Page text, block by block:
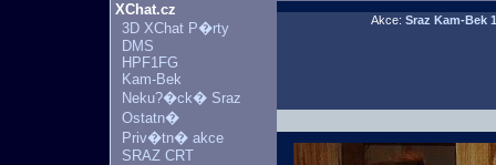
XChat.cz
3D XChat P�rty
DMS
HPF1FG
Kam-Bek
Neku?�ck� Sraz
Ostatn�
Priv�tn� akce
SRAZ CRT
Akce: Sraz Kam-Bek